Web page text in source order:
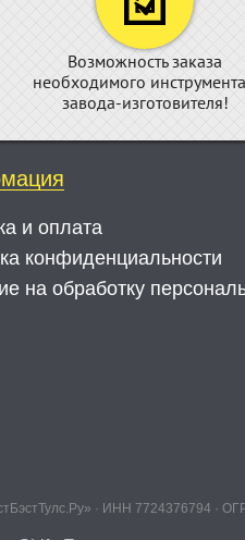
Возможность заказа
необходимого
завода-изготовителя!
и оплата
конфиденциальности
на обработку
· ИНН 7724376794 ·